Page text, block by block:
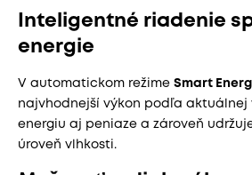
Inteligentné riadenie
energie
V automatickom režime Smart
najvhodnejší výkon podľa aktuálnej
energiu aj peniaze a zároveň
úroveň vlhkosti.